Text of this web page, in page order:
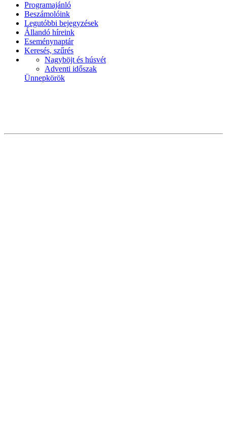
Programajánló
Beszámolóink
Legutóbbi bejegyzések
Állandó híreink
Eseménynaptár
Keresés, szűrés
Nagyböjt és húsvét
Adventi időszak
Ünnepkörök